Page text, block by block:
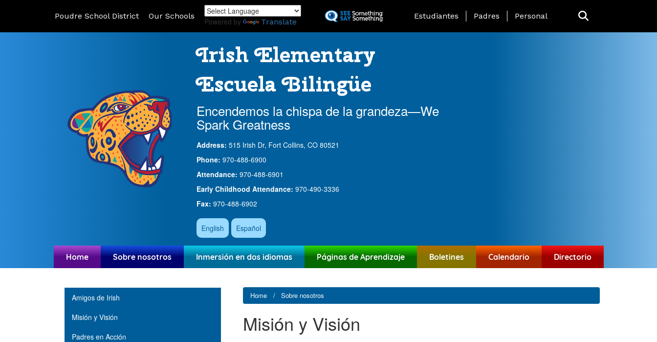
to
Poudre School District Our Schools
Powered by Translate
Landing Page Menu
Estudiantes Padres Personal
Irish Elementary
Escuela Bilingüe
Encendemos la chispa de la grandeza—We
Spark Greatness
Address: 515 Irish Dr, Fort Collins, CO 80521
Phone: 970-488-6900
Attendance: 970-488-6901
Early Childhood Attendance: 970-490-3336
Fax: 970-488-6902
English Español
Home Sobre nosotros Inmersión en dos idiomas Páginas de Aprendizaje Boletines Calendario Directorio
Home Sobre nosotros
Misión y Visión
Main navigation
Amigos de Irish
Misión y Visión
Padres en Acción